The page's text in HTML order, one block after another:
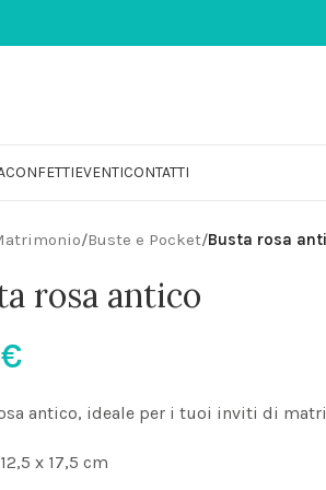
PARTECIPAZIONI MATRIMONIO
EVENTICONTATTI
/Buste e Pocket/Busta rosa
rosa antico
€
antico, ideale per i tuoi inviti di
x 17,5 cm